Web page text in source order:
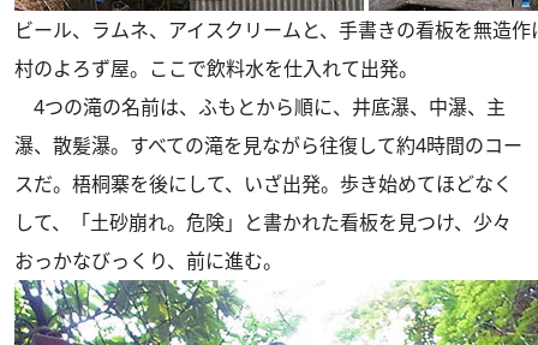
ビール、ラムネ、アイスクリームと、手書きの看板を無造
村のよろず屋。ここで飲料水を仕入れて出発。
4つの滝の名前は、ふもとから順に、井底瀑、中瀑、主
瀑、散髪瀑。すべての滝を見ながら往復して約4時間のコー
スだ。梧桐寨を後にして、いざ出発。歩き始めてほどなく
して、「土砂崩れ。危険」と書かれた看板を見つけ、少々
おっかなびっくり、前に進む。